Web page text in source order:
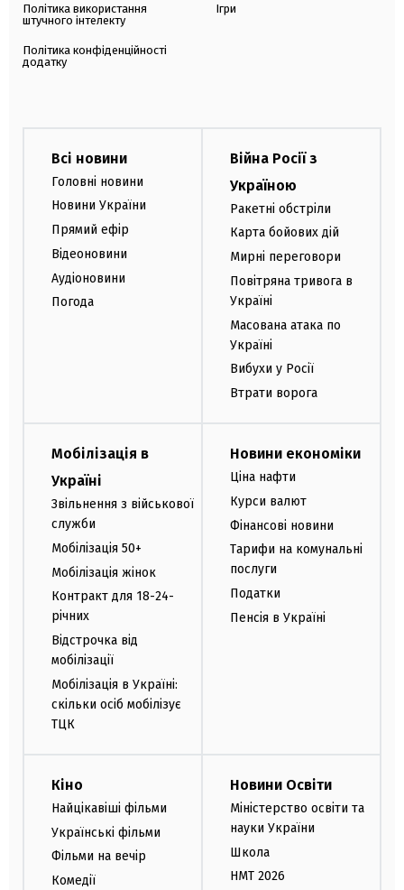
Політика використання
штучного інтелекту
Політика конфіденційності
додатку
Ігри
Всі новини
Головні новини
Новини України
Прямий ефір
Відеоновини
Аудіоновини
Погода
Війна Росії з
Україною
Ракетні обстріли
Карта бойових дій
Мирні переговори
Повітряна тривога в
Україні
Масована атака по
Україні
Вибухи у Росії
Втрати ворога
Мобілізація в
Україні
Звільнення з військової
служби
Мобілізація 50+
Мобілізація жінок
Контракт для 18-24-
річних
Відстрочка від
мобілізації
Мобілізація в Україні:
скільки осіб мобілізує
ТЦК
Новини економіки
Ціна нафти
Курси валют
Фінансові новини
Тарифи на комунальні
послуги
Податки
Пенсія в Україні
Кіно
Найцікавіші фільми
Українські фільми
Фільми на вечір
Комедії
Новини Освіти
Міністерство освіти та
науки України
Школа
НМТ 2026